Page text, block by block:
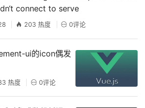
connect to serve
203 热度 0评论
ui的icon偶发
热度 0评论